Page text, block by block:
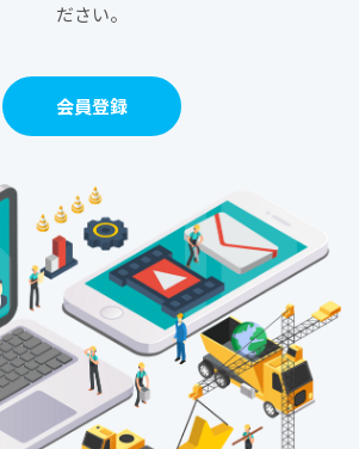
ださい。
会員登録